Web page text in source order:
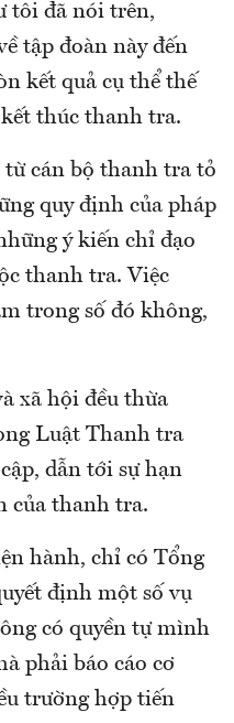
tôi đã nói trên,
tập đoàn này đến
kết quả cụ thể thế
thúc thanh tra.
từ cán bộ thanh tra tỏ
quy định của pháp
ý kiến chỉ đạo
thanh tra. Việc
trong số đó không,
xã hội đều thừa
Luật Thanh tra
dẫn tới sự hạn
của thanh tra.
hành, chỉ có Tổng
định một số vụ
có quyền tự mình
phải báo cáo cơ
trường hợp tiến